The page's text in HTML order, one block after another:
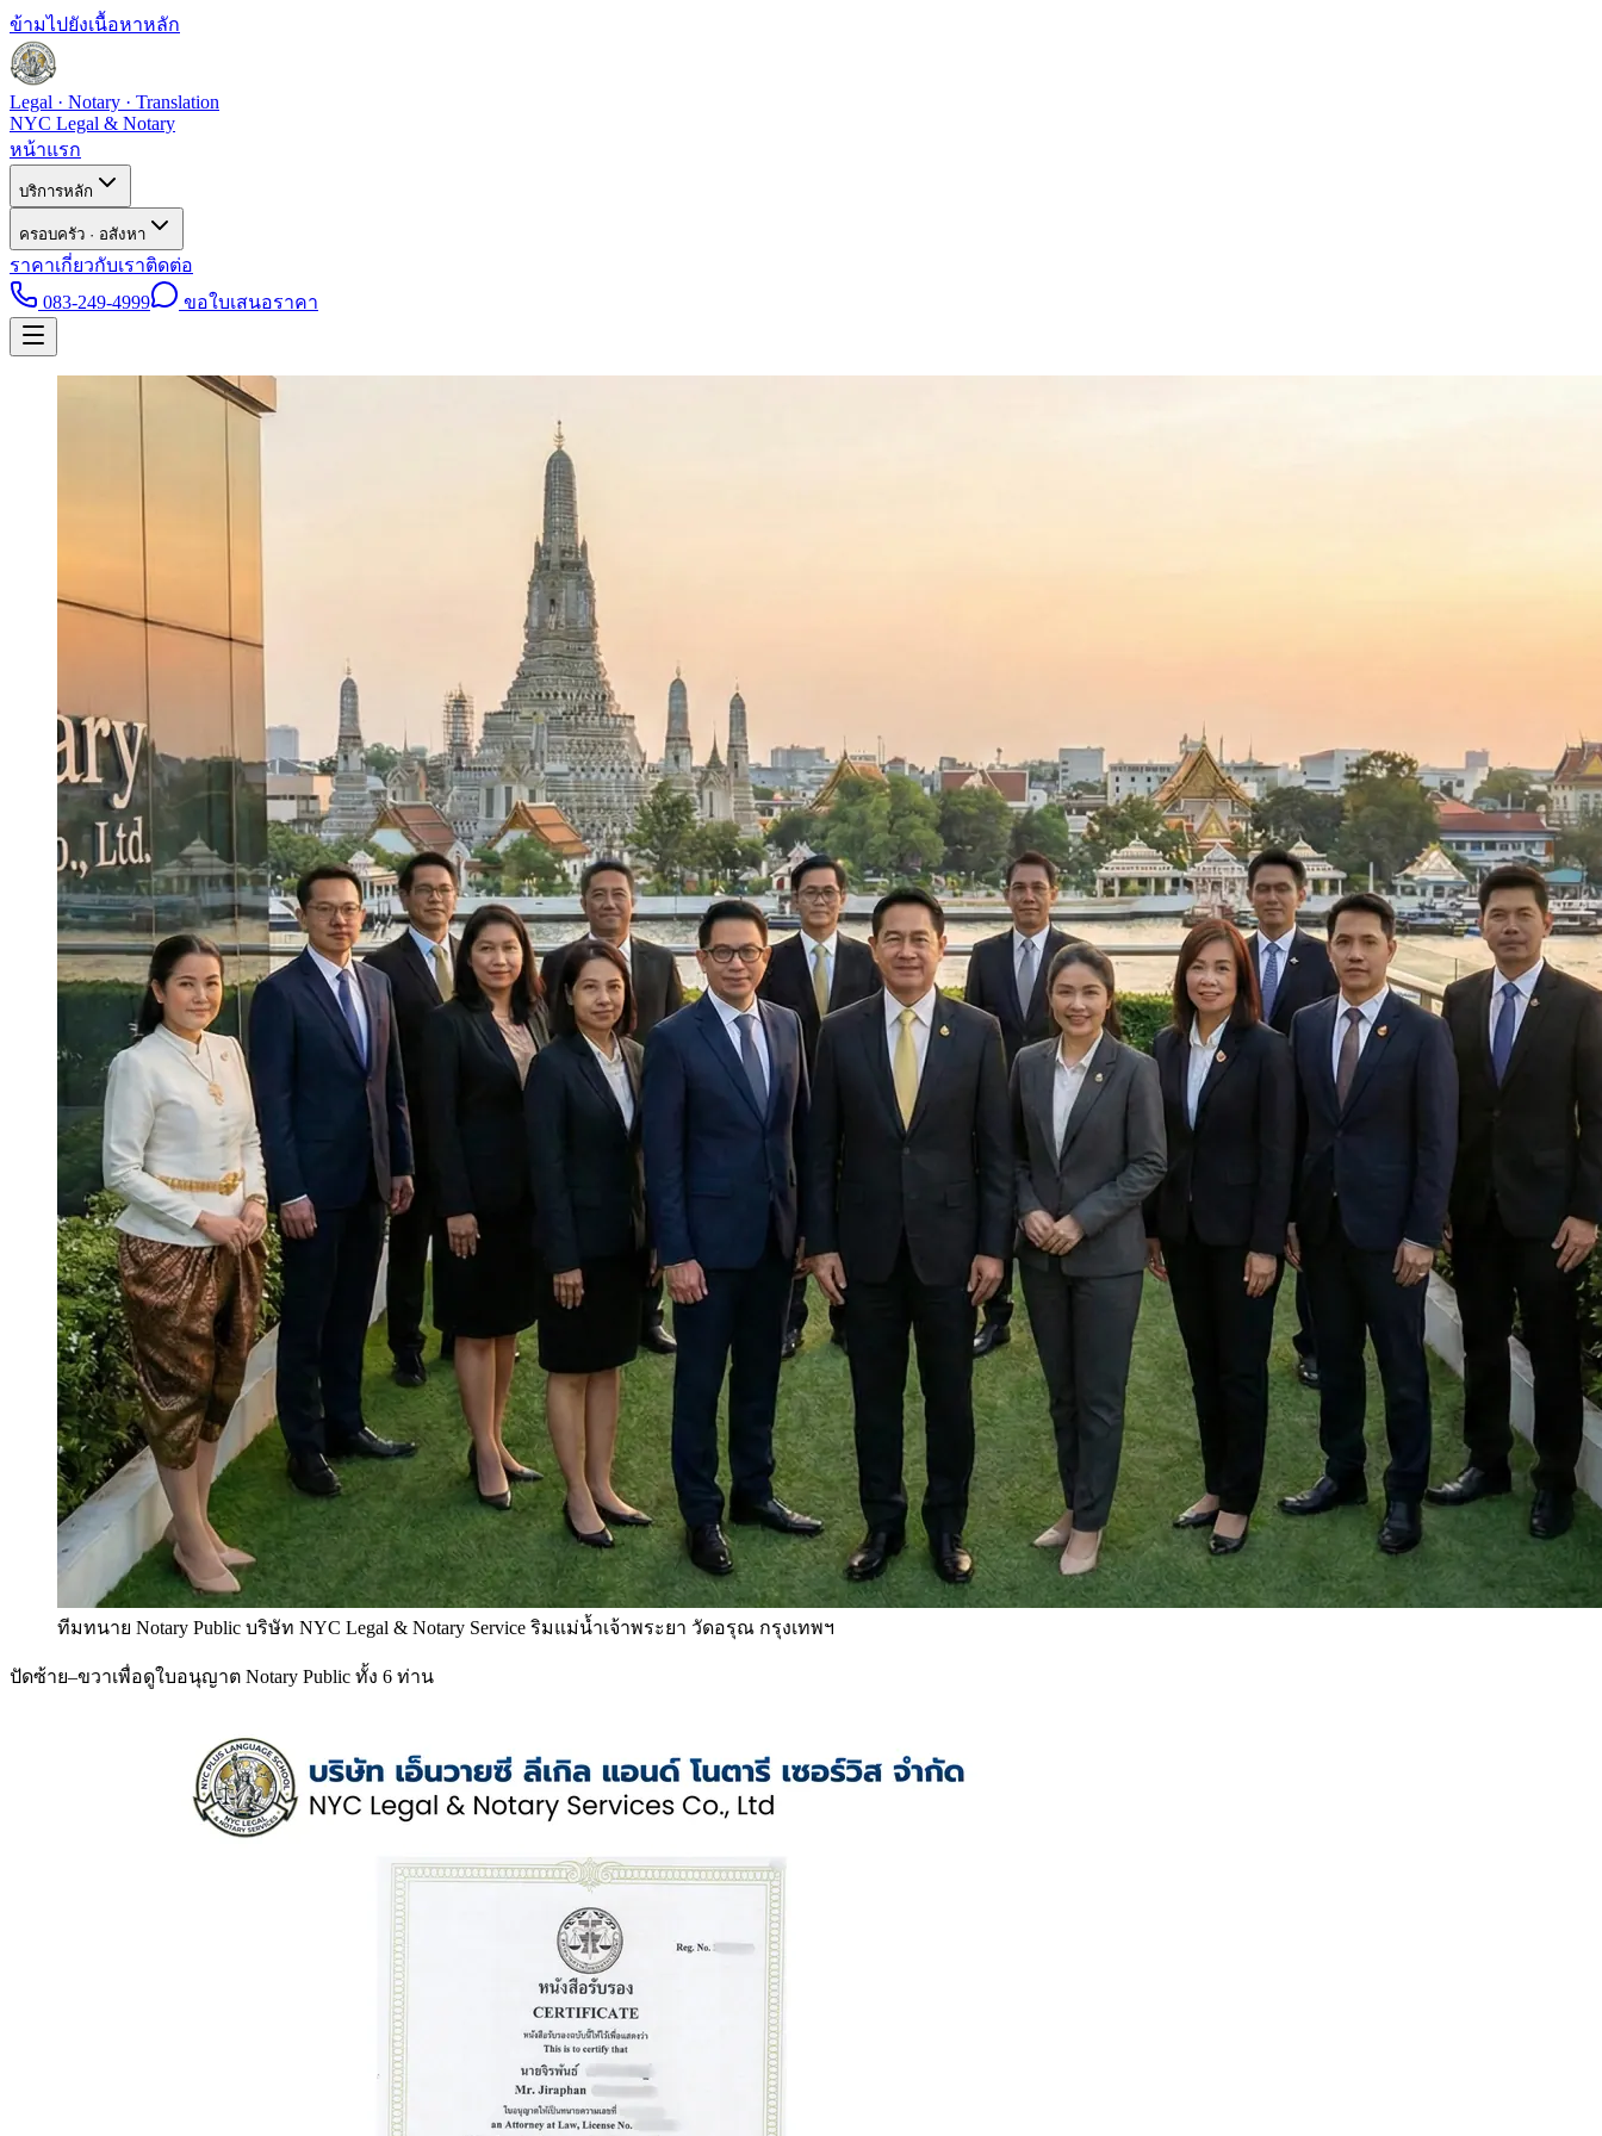
ข้ามไปยังเนื้อหาหลัก
Legal · Notary · Translation
NYC Legal & Notary
หน้าแรก
บริการหลัก
ครอบครัว · อสังหา
ราคาเกี่ยวกับเราติดต่อ
083-249-4999
ขอใบเสนอราคา
ทีมทนาย Notary Public บริษัท NYC Legal & Notary Service ริมแม่น้ำเจ้าพระยา วัดอรุณ กรุงเทพฯ
ปัดซ้าย–ขวาเพื่อดูใบอนุญาต Notary Public ทั้ง 6 ท่าน